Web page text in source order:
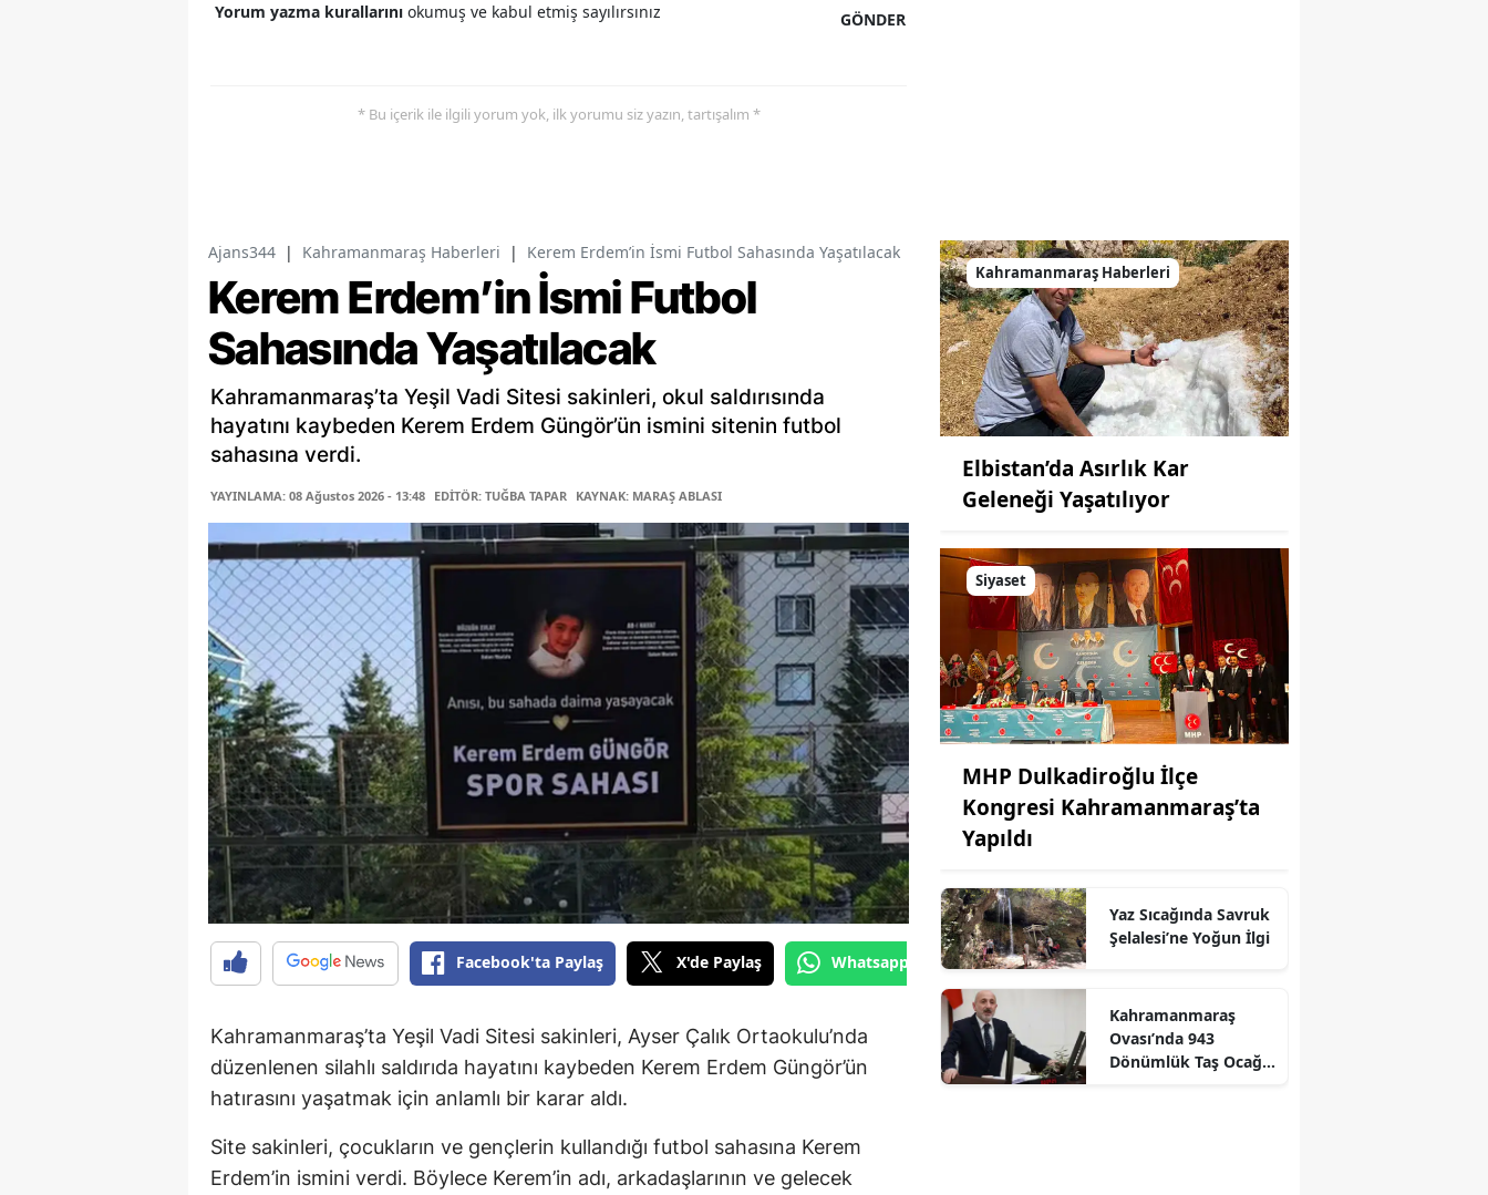
GÖNDER
Yorum yazma kurallarını okumuş ve kabul etmiş sayılırsınız
* Bu içerik ile ilgili yorum yok, ilk yorumu siz yazın, tartışalım *
Ajans344 | Kahramanmaraş Haberleri | Kerem Erdem’in İsmi Futbol Sahasında Yaşatılacak
Kerem Erdem’in İsmi Futbol
Sahasında Yaşatılacak
Kahramanmaraş’ta Yeşil Vadi Sitesi sakinleri, okul saldırısında
hayatını kaybeden Kerem Erdem Güngör’ün ismini sitenin futbol
sahasına verdi.
YAYINLAMA: 08 Ağustos 2026 - 13:48 EDİTÖR: TUĞBA TAPAR KAYNAK: MARAŞ ABLASI
Facebook'ta Paylaş X'de Paylaş Whatsapp'tan Gönder
Kahramanmaraş’ta Yeşil Vadi Sitesi sakinleri, Ayser Çalık Ortaokulu’nda
düzenlenen silahlı saldırıda hayatını kaybeden Kerem Erdem Güngör’ün
hatırasını yaşatmak için anlamlı bir karar aldı.
Site sakinleri, çocukların ve gençlerin kullandığı futbol sahasına Kerem
Erdem’in ismini verdi. Böylece Kerem’in adı, arkadaşlarının ve gelecek
Kahramanmaraş Haberleri
Elbistan’da Asırlık Kar
Geleneği Yaşatılıyor
Siyaset
MHP Dulkadiroğlu İlçe
Kongresi Kahramanmaraş’ta
Yapıldı
Yaz Sıcağında Savruk
Şelalesi’ne Yoğun İlgi
Kahramanmaraş
Ovası’nda 943
Dönümlük Taş Ocağı